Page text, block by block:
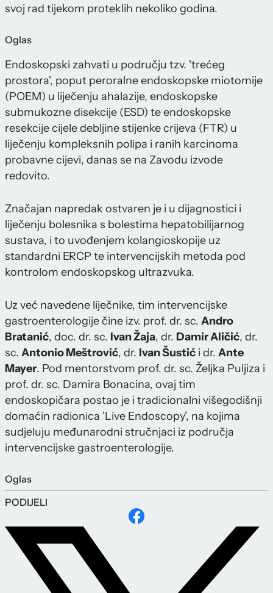
svoj rad tijekom proteklih nekoliko godina.
Oglas
Endoskopski zahvati u području tzv. 'trećeg
prostora', poput peroralne endoskopske miotomije
(POEM) u liječenju ahalazije, endoskopske
submukozne disekcije (ESD) te endoskopske
resekcije cijele debljine stijenke crijeva (FTR) u
liječenju kompleksnih polipa i ranih karcinoma
probavne cijevi, danas se na Zavodu izvode
redovito.
Značajan napredak ostvaren je i u dijagnostici i
liječenju bolesnika s bolestima hepatobilijarnog
sustava, i to uvođenjem kolangioskopije uz
standardni ERCP te intervencijskih metoda pod
kontrolom endoskopskog ultrazvuka.
Uz već navedene liječnike, tim intervencijske
gastroenterologije čine izv. prof. dr. sc. Andro
Bratanić, doc. dr. sc. Ivan Žaja, dr. Damir Aličić, dr.
sc. Antonio Meštrović, dr. Ivan Šustić i dr. Ante
Mayer. Pod mentorstvom prof. dr. sc. Željka Puljiza i
prof. dr. sc. Damira Bonacina, ovaj tim
endoskopičara postao je i tradicionalni višegodišnji
domaćin radionica 'Live Endoscopy', na kojima
sudjeluju međunarodni stručnjaci iz područja
intervencijske gastroenterologije.
Oglas
PODIJELI